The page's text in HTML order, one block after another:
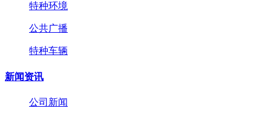
特种环境
公共广播
特种车辆
新闻资讯
公司新闻